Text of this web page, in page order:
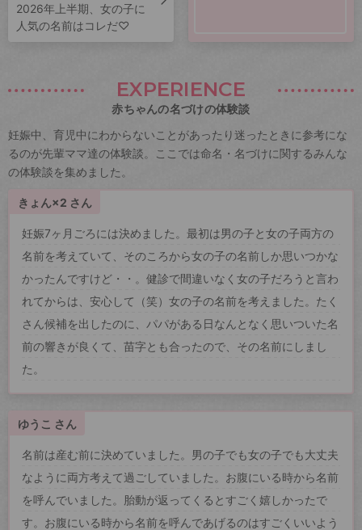
2026年上半期、女の子に
人気の名前はコレだ♡
EXPERIENCE
赤ちゃんの名づけの体験談
妊娠中、育児中にわからないことがあったり迷ったときに参考にな
るのが先輩ママ達の体験談。ここでは命名・名づけに関するみんな
の体験談を集めました。
きょん×2 さん
妊娠7ヶ月ごろには決めました。最初は男の子と女の子両方の
名前を考えていて、そのころから女の子の名前しか思いつかな
かったんですけど・・。健診で間違いなく女の子だろうと言わ
れてからは、安心して（笑）女の子の名前を考えました。たく
さん候補を出したのに、パパがある日なんとなく思いついた名
前の響きが良くて、苗字とも合ったので、その名前にしまし
た。
ゆうこ さん
名前は産む前に決めていました。男の子でも女の子でも大丈夫
なように両方考えて過ごしていました。お腹にいる時から名前
を呼んでいました。胎動が返ってくるとすごく嬉しかったで
す。お腹にいる時から名前を呼んであげるのはすごくいいよう